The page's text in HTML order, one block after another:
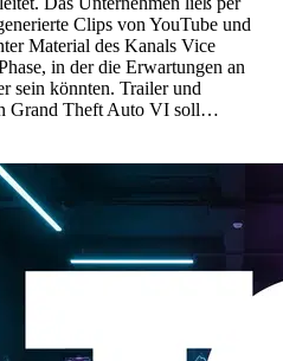
Clips von YouTube und
Material des Kanals Vice
in der die Erwartungen an
sein könnten. Trailer und
Grand Theft Auto VI soll…